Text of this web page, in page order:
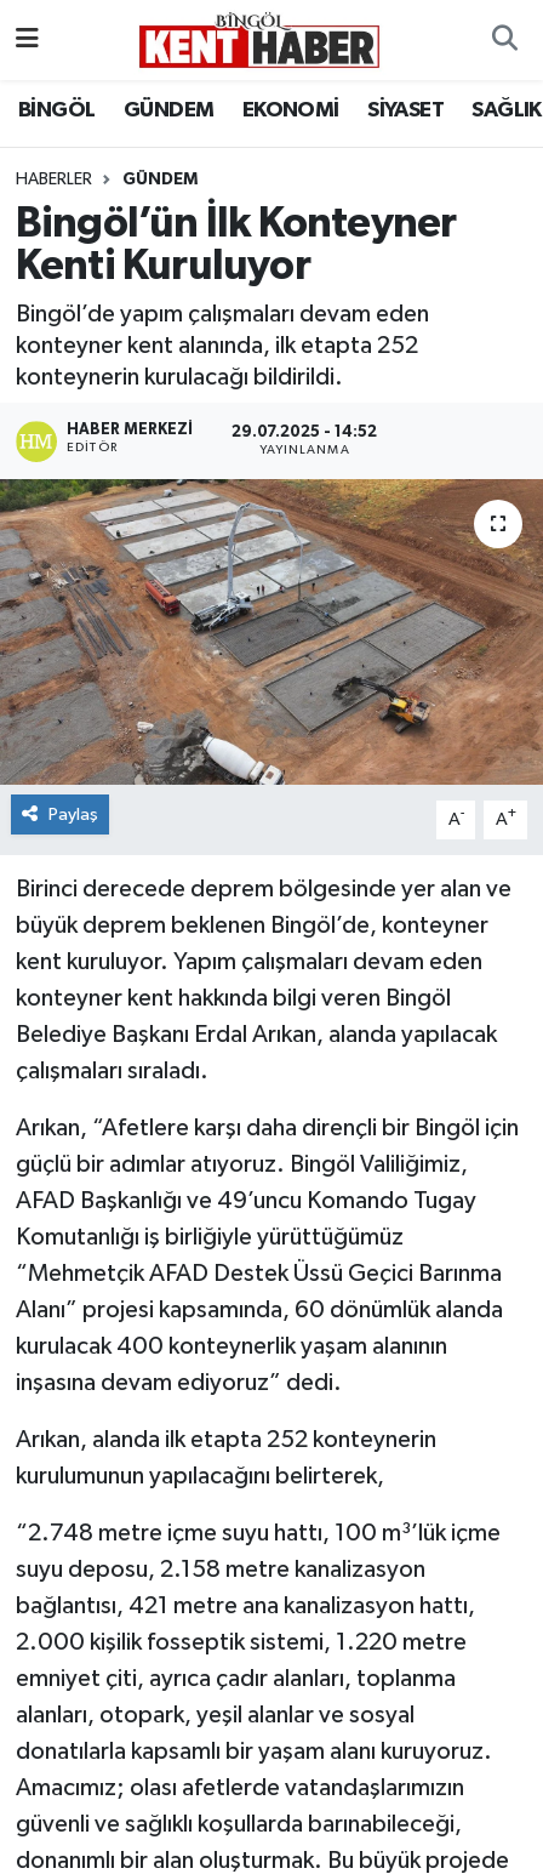
BİNGÖL GÜNDEM EKONOMİ SİYASET SAĞLIK
HABERLER GÜNDEM
Bingöl’ün İlk Konteyner
Kenti Kuruluyor
Bingöl’de yapım çalışmaları devam eden
konteyner kent alanında, ilk etapta 252
konteynerin kurulacağı bildirildi.
HABER MERKEZI
EDITÖR
29.07.2025 - 14:52
YAYINLANMA
Paylaş A- A+
Birinci derecede deprem bölgesinde yer alan ve
büyük deprem beklenen Bingöl’de, konteyner
kent kuruluyor. Yapım çalışmaları devam eden
konteyner kent hakkında bilgi veren Bingöl
Belediye Başkanı Erdal Arıkan, alanda yapılacak
çalışmaları sıraladı.
Arıkan, “Afetlere karşı daha dirençli bir Bingöl için
güçlü bir adımlar atıyoruz. Bingöl Valiliğimiz,
AFAD Başkanlığı ve 49’uncu Komando Tugay
Komutanlığı iş birliğiyle yürüttüğümüz
“Mehmetçik AFAD Destek Üssü Geçici Barınma
Alanı” projesi kapsamında, 60 dönümlük alanda
kurulacak 400 konteynerlik yaşam alanının
inşasına devam ediyoruz” dedi.
Arıkan, alanda ilk etapta 252 konteynerin
kurulumunun yapılacağını belirterek,
“2.748 metre içme suyu hattı, 100 m³’lük içme
suyu deposu, 2.158 metre kanalizasyon
bağlantısı, 421 metre ana kanalizasyon hattı,
2.000 kişilik fosseptik sistemi, 1.220 metre
emniyet çiti, ayrıca çadır alanları, toplanma
alanları, otopark, yeşil alanlar ve sosyal
donatılarla kapsamlı bir yaşam alanı kuruyoruz.
Amacımız; olası afetlerde vatandaşlarımızın
güvenli ve sağlıklı koşullarda barınabileceği,
donanımlı bir alan oluşturmak. Bu büyük projede
BİLİM-TEKNOLOJİ
DÜNYA
EĞİTİM
EKONOMİ
KARLIOVA
KİĞI
MERKEZ
RESMİ İLANLAR
SAĞLIK
SİYASET
SOLHAN
SPOR
YEDİSU
Bingöl Hava Durumu
Bingöl Namaz Vakitleri
Bingöl Trafik Yoğunluk Haritası
Süper Lig Puan Durumu ve Fikstür
Haber Arşivi